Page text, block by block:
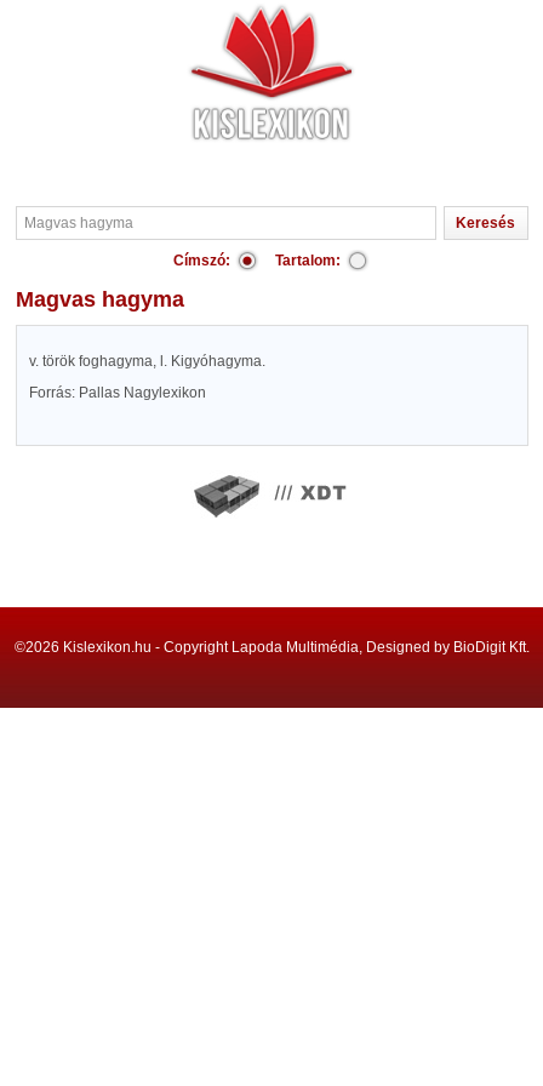
Címszó: Tartalom:
Magvas hagyma
v. török foghagyma, l. Kigyóhagyma.
Forrás: Pallas Nagylexikon
©2026 Kislexikon.hu - Copyright Lapoda Multimédia, Designed by BioDigit Kft.